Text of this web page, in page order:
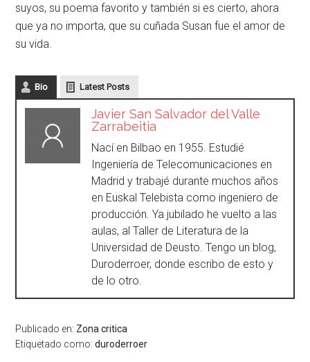
suyos, su poema favorito y también si es cierto, ahora
que ya no importa, que su cuñada Susan fue el amor de
su vida.
Bio Latest Posts
Javier San Salvador del Valle
Zarrabeitia
Nací en Bilbao en 1955. Estudié
Ingeniería de Telecomunicaciones en
Madrid y trabajé durante muchos años
en Euskal Telebista como ingeniero de
producción. Ya jubilado he vuelto a las
aulas, al Taller de Literatura de la
Universidad de Deusto. Tengo un blog,
Duroderroer, donde escribo de esto y
de lo otro.
Publicado en: Zona critica
Etiquetado como:duroderroer